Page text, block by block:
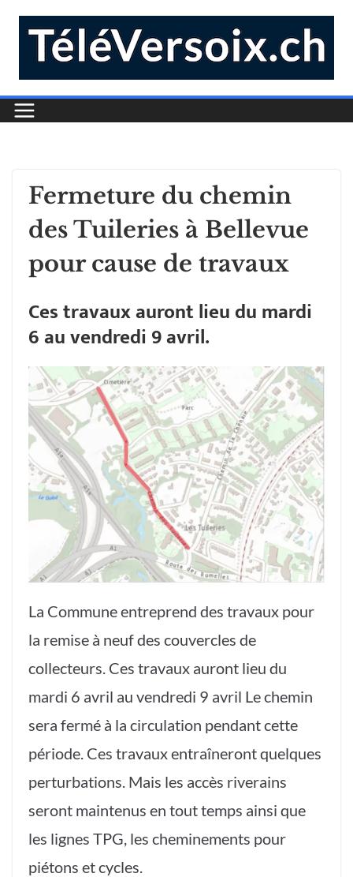
Fermeture du chemin
des Tuileries à Bellevue
pour cause de travaux
Ces travaux auront lieu du mardi
6 au vendredi 9 avril.
La Commune entreprend des travaux pour
la remise à neuf des couvercles de
collecteurs. Ces travaux auront lieu du
mardi 6 avril au vendredi 9 avril Le chemin
sera fermé à la circulation pendant cette
période. Ces travaux entraîneront quelques
perturbations. Mais les accès riverains
seront maintenus en tout temps ainsi que
les lignes TPG, les cheminements pour
piétons et cycles.